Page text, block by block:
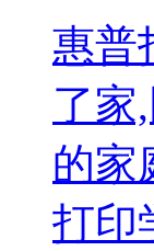
惠普
了家
的家
打印